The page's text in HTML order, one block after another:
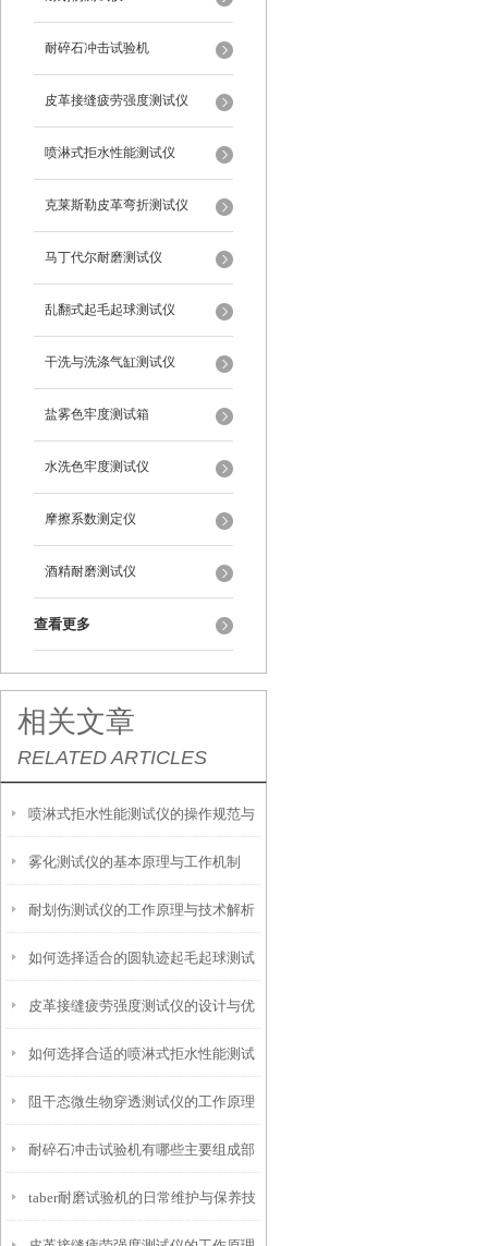
耐碎石冲击试验机
皮革接缝疲劳强度测试仪
喷淋式拒水性能测试仪
克莱斯勒皮革弯折测试仪
马丁代尔耐磨测试仪
乱翻式起毛起球测试仪
干洗与洗涤气缸测试仪
盐雾色牢度测试箱
水洗色牢度测试仪
摩擦系数测定仪
酒精耐磨测试仪
查看更多
相关文章
RELATED ARTICLES
喷淋式拒水性能测试仪的操作规范与
应用指南
雾化测试仪的基本原理与工作机制
耐划伤测试仪的工作原理与技术解析
如何选择适合的圆轨迹起毛起球测试
仪？
皮革接缝疲劳强度测试仪的设计与优
化
如何选择合适的喷淋式拒水性能测试
仪
阻干态微生物穿透测试仪的工作原理
解析
耐碎石冲击试验机有哪些主要组成部
分？
taber耐磨试验机的日常维护与保养技